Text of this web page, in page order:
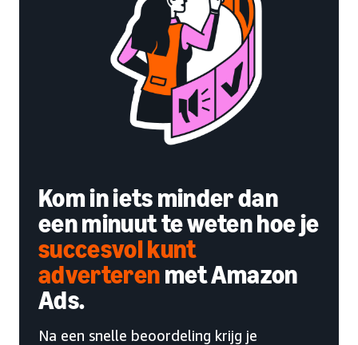
Kom in iets minder dan
een minuut te weten hoe je
succesvol kunt
adverterenmet Amazon
Ads.
Na een snelle beoordeling krijg je